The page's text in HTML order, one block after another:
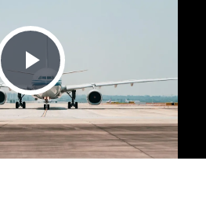
Play Video